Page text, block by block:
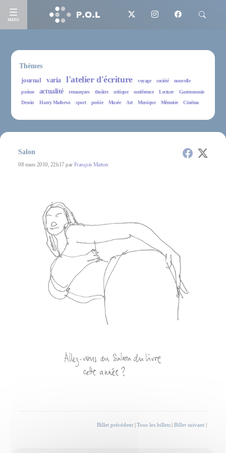
MENU
Thèmes
journal
varia l'atelier d'écriture voyage société
nouvelle
poème
actualité remarques theâtre critique conférence Lecture
Gastronomie
Dessin
Harry Mathews sport poésie Musée Art Musique Mémoire Cinéma
Salon
08 mars 2010, 22h17 par François Matton
Billet précédent Tous les billets Billet suivant